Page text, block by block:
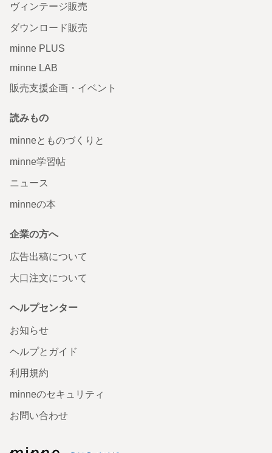
ヴィンテージ販売
ダウンロード販売
minne PLUS
minne LAB
販売支援企画・イベント
読みもの
minneとものづくりと
minne学習帖
ニュース
minneの本
企業の方へ
広告出稿について
大口注文について
ヘルプセンター
お知らせ
ヘルプとガイド
利用規約
minneのセキュリティ
お問い合わせ